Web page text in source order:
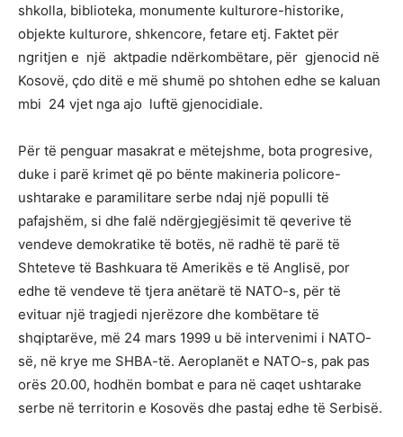
shkolla, biblioteka, monumente kulturore-historike,
objekte kulturore, shkencore, fetare etj. Faktet për
ngritjen e një aktpadie ndërkombëtare, për gjenocid në
Kosovë, çdo ditë e më shumë po shtohen edhe se kaluan
mbi 24 vjet nga ajo luftë gjenocidiale.
Për të penguar masakrat e mëtejshme, bota progresive,
duke i parë krimet që po bënte makineria policore-
ushtarake e paramilitare serbe ndaj një populli të
pafajshëm, si dhe falë ndërgjegjësimit të qeverive të
vendeve demokratike të botës, në radhë të parë të
Shteteve të Bashkuara të Amerikës e të Anglisë, por
edhe të vendeve të tjera anëtarë të NATO-s, për të
evituar një tragjedi njerëzore dhe kombëtare të
shqiptarëve, më 24 mars 1999 u bë intervenimi i NATO-
së, në krye me SHBA-të. Aeroplanët e NATO-s, pak pas
orës 20.00, hodhën bombat e para në caqet ushtarake
serbe në territorin e Kosovës dhe pastaj edhe të Serbisë.